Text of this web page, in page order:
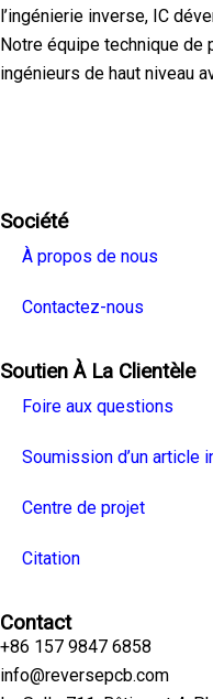
l’ingénierie inverse, IC
Notre équipe technique
ingénieurs de haut niveau
Société
À propos de nous
Contactez-nous
Soutien À La Clientèle
Foire aux questions
Soumission d’un article
Centre de projet
Citation
Contact
+86 157 9847 6858
info@reversepcb.com